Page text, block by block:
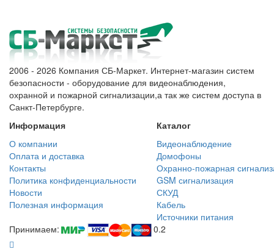
2006 - 2026 Компания СБ-Маркет. Интернет-магазин систем
безопасности - оборудование для видеонаблюдения,
охранной и пожарной сигнализации,а так же систем доступа в
Санкт-Петербурге.
Информация
Каталог
О компании
Видеонаблюдение
Оплата и доставка
Домофоны
Контакты
Охранно-пожарная
Политика конфиденциальности
GSM сигнализация
Новости
СКУД
Полезная информация
Кабель
Источники питания
Принимаем:
0.2